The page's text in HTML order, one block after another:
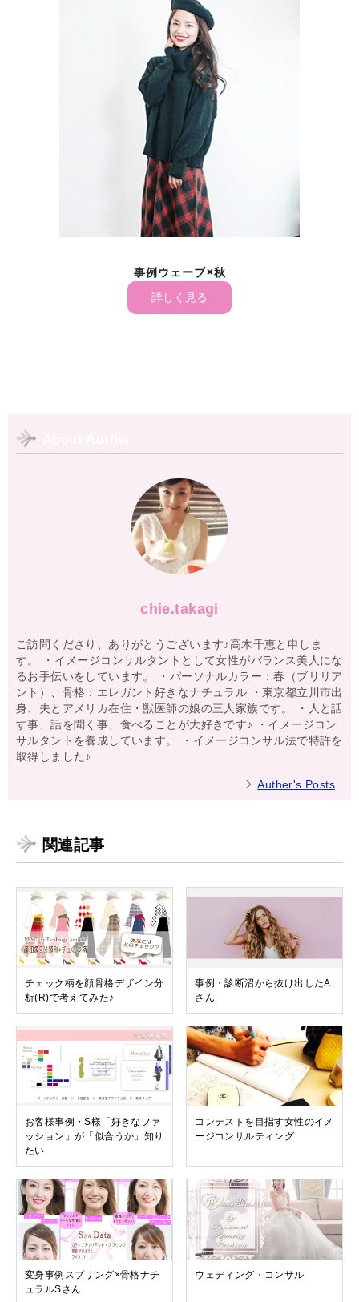
事例ウェーブ×秋
詳しく見る
chie.takagi
ご訪問くださり、ありがとうございます♪高木千恵と申しま
す。 ・イメージコンサルタントとして女性がバランス美人にな
るお手伝いをしています。 ・パーソナルカラー：春（ブリリア
ント）、骨格：エレガント好きなナチュラル ・東京都立川市出
身、夫とアメリカ在住・獣医師の娘の三人家族です。 ・人と話
す事、話を聞く事、食べることが大好きです♪ ・イメージコン
サルタントを養成しています。 ・イメージコンサル法で特許を
取得しました♪
Auther's Posts
関連記事
チェック柄を顔骨格デザイン分
析(R)で考えてみた♪
事例・診断沼から抜け出したA
さん
お客様事例・S様「好きなファ
ッション」が「似合うか」知り
たい
コンテストを目指す女性のイメ
ージコンサルティング
変身事例スプリング×骨格ナチ
ュラルSさん
ウェディング・コンサル